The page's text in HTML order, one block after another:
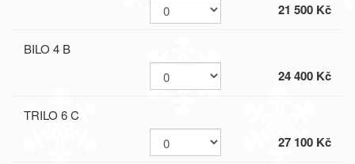
21 500 Kč
BILO 4 B
24 400 Kč
TRILO 6 C
27 100 Kč